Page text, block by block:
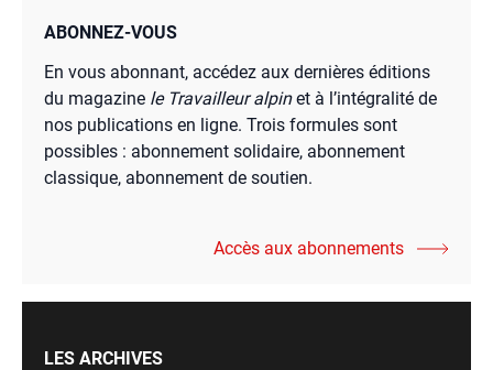
ABONNEZ-VOUS
En vous abonnant, accédez aux dernières éditions
du magazine le Travailleur alpinet à l’intégralité de
nos publications en ligne. Trois formules sont
possibles : abonnement solidaire, abonnement
classique, abonnement de soutien.
Accès aux abonnements
LES ARCHIVES